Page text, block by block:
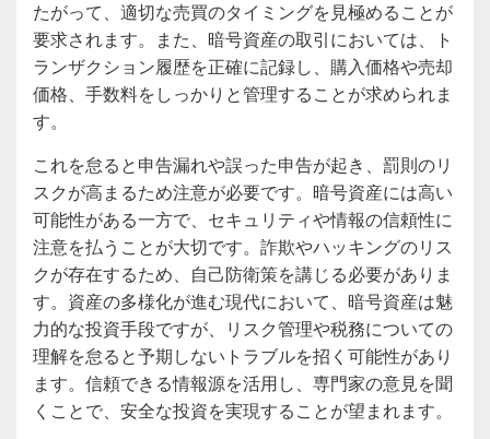
たがって、適切な売買のタイミングを見極めることが
要求されます。また、暗号資産の取引においては、ト
ランザクション履歴を正確に記録し、購入価格や売却
価格、手数料をしっかりと管理することが求められま
す。
これを怠ると申告漏れや誤った申告が起き、罰則のリ
スクが高まるため注意が必要です。暗号資産には高い
可能性がある一方で、セキュリティや情報の信頼性に
注意を払うことが大切です。詐欺やハッキングのリス
クが存在するため、自己防衛策を講じる必要がありま
す。資産の多様化が進む現代において、暗号資産は魅
力的な投資手段ですが、リスク管理や税務についての
理解を怠ると予期しないトラブルを招く可能性があり
ます。信頼できる情報源を活用し、専門家の意見を聞
くことで、安全な投資を実現することが望まれます。